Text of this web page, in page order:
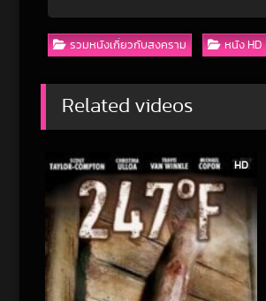
รวมหนังเกี่ยวกับสงคราม หนัง HD
Related videos
HD